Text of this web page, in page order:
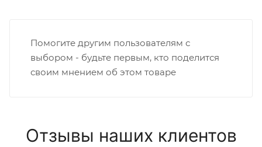
Помогите другим пользователям с
выбором - будьте первым, кто поделится
своим мнением об этом товаре
Отзывы наших клиентов